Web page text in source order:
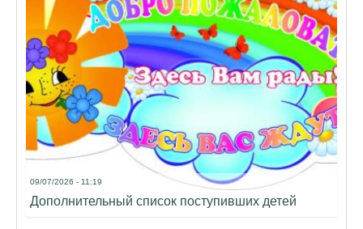
09/07/2026 - 11:19
Дополнительный список поступивших детей